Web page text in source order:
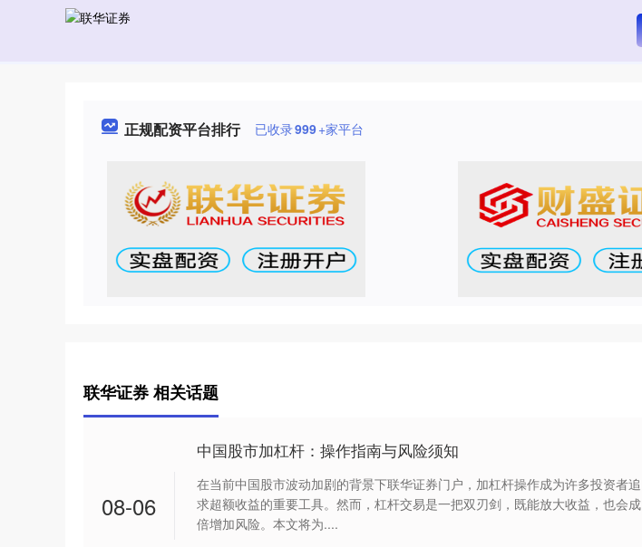
正规配资平台排行 已收录999+家平台
联华证券 相关话题
08-06
中国股市加杠杆：操作指南与风险须知
在当前中国股市波动加剧的背景下联华证券门户，加杠杆操作成为许多投资者追
求超额收益的重要工具。然而，杠杆交易是一把双刃剑，既能放大收益，也会成
倍增加风险。本文将为....